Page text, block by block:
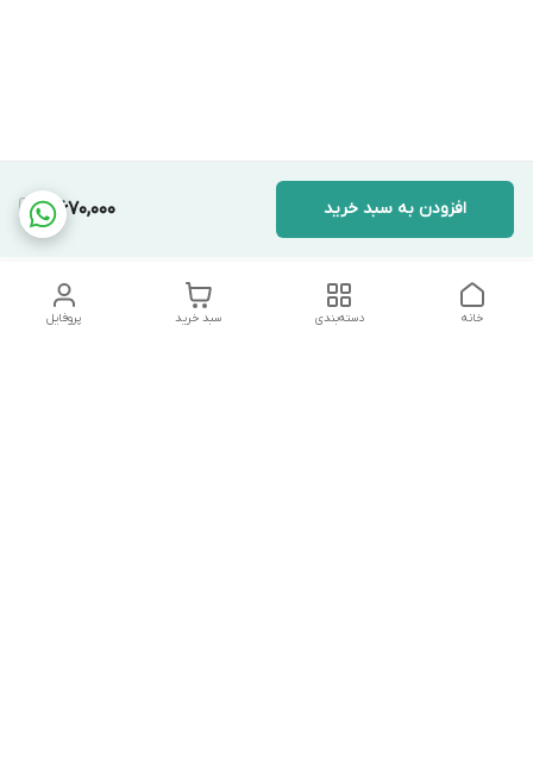
4,670,000 افزودن به سبد خرید
پروفایل سبد خرید دسته‌بندی خانه